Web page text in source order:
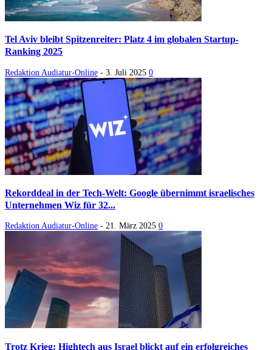
Tel Aviv bleibt Spitzenreiter: Platz 4 im globalen Startup-
Ranking 2025
Redaktion Audiatur-Online - 3. Juli 2025 0
Rekorddeal in der Tech-Welt: Google übernimmt israelisches
Unternehmen Wiz für 32...
Redaktion Audiatur-Online - 21. März 2025 0
Trotz Krieg: Hightech aus Israel blickt auf ein erfolgreiches